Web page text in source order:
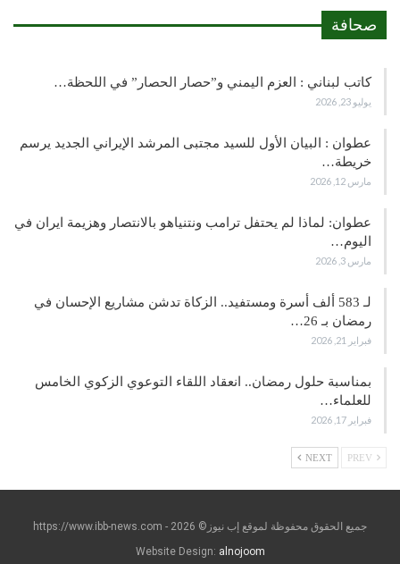
صحافة
كاتب لبناني : العزم اليمني و”حصار الحصار” في اللحظة…
يوليو 23, 2026
عطوان : البيان الأول للسيد مجتبى المرشد الإيراني الجديد يرسم
خريطة…
مارس 12, 2026
عطوان: لماذا لم يحتفل ترامب ونتنياهو بالانتصار وهزيمة ايران في
اليوم…
مارس 3, 2026
لـ 583 ألف أسرة ومستفيد.. الزكاة تدشن مشاريع الإحسان في
رمضان بـ 26…
فبراير 21, 2026
بمناسبة حلول رمضان.. انعقاد اللقاء التوعوي الزكوي الخامس
للعلماء…
فبراير 17, 2026
NEXT
جميع الحقوق محفوظة لموقع إب نيوز© https://www.ibb-news.com - 2026
Website Design: alnojoom